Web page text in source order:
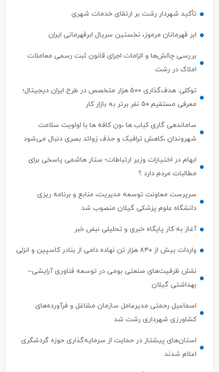
تأکید شهردار رشت بر ارتقای خدمات شهری
ابر قهرمانان مرموز، نخستین سریال ابرقهرمانی ایران
بررسی چالش‌ها و الزامات اجرای قانون ثبت رسمی معاملات
املاک در رشت
توکلی: هدف‌گذاری ۵۰۰ هزار متخصص در طرح ایران دیجیتال؛
معرفی مستقیم ۵۰ نفر برتر به بازار کار
ساماندهی گاری کباب ها ،ون کافه ها با اولویت سلامت
شهروندان ،کاهش ترافیک و حذف زوائد بصری دنبال می‌شود
ابهام در اختیارات وزیر ارتباطات؛ ستار هاشمی پاسخی برای
مطالبات مردم دارد ؟
سرپرست معاونت توسعه مدیریت، منابع و برنامه ریزی
دانشگاه علوم پزشکی گیلان منصوب شد
آغاز به کار پایگاه خبری و تحلیلی نبض خبر
واردات بیش از ۸۴۰ هزار تن نهاده دامی از بنادر كاسپین و انزلی
نقش ظرفیت‌های صنعتی بومی در توسعه فناوری آرایشی–
بهداشتی گیلان
اسماعیل رحمتی مدیرعامل سازمان مشاغل و فرآورده‌های
کشاورزی شهرداری رشت شد
استان‌های پیشتاز در حمایت از سرمایه‌گذاری حوزه گردشگری
اعلام شدند